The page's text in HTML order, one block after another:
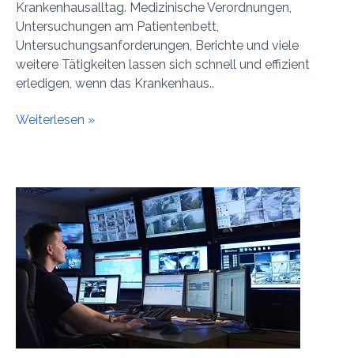
Krankenhausalltag. Medizinische Verordnungen,
Untersuchungen am Patientenbett,
Untersuchungsanforderungen, Berichte und viele
weitere Tätigkeiten lassen sich schnell und effizient
erledigen, wenn das Krankenhaus..
Weiterlesen »
Überwachung
Steuerung